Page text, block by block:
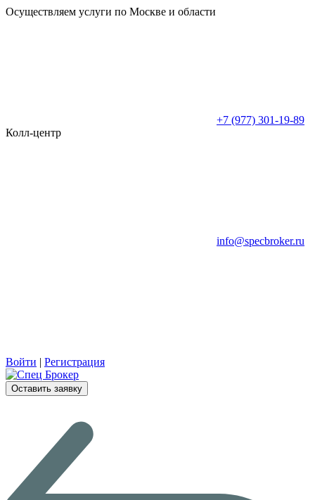
Осуществляем услуги по Москве и области
+7 (977) 301-19-89
Колл-центр
info@specbroker.ru
Войти | Регистрация
Оставить заявку